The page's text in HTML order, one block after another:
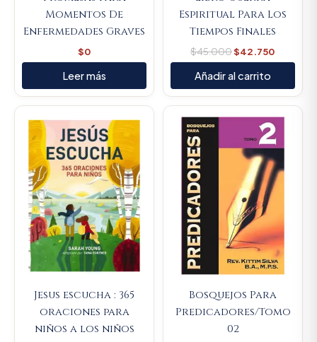
Momentos De
Enfermedades Graves
$0
Leer más
Espiritual Para Los
Tiempos Finales
$45.000$42.750
Añadir al carrito
Jesus escucha : 365
oraciones para
niños a los niños
price
was:
$80.100.
Current
price
is:
Bosquejos Para
Predicadores/Tomo
02
was:
$89.900.
Current
price
is: